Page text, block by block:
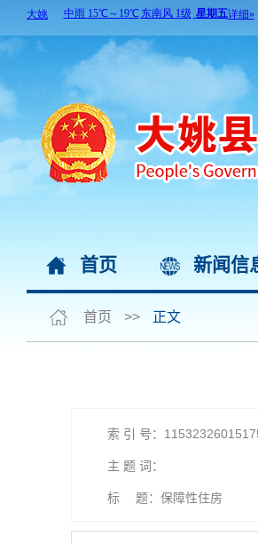
首页 新闻信
首页 >> 正文
索 引 号：
主 题 词：
标 题：保障性住房